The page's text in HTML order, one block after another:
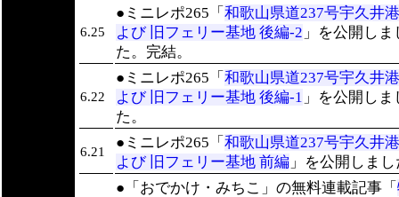
6.25
●ミニレポ265「 和歌山県道237号宇久井
よび 旧フェリー基地 後編-2 」を公開しま
た。完結。
6.22
●ミニレポ265「 和歌山県道237号宇久井
よび 旧フェリー基地 後編-1 」を公開しま
た。
6.21
●ミニレポ265「 和歌山県道237号宇久井
よび 旧フェリー基地 前編 」を公開しま
●「おでかけ・みちこ」の無料連載記事「